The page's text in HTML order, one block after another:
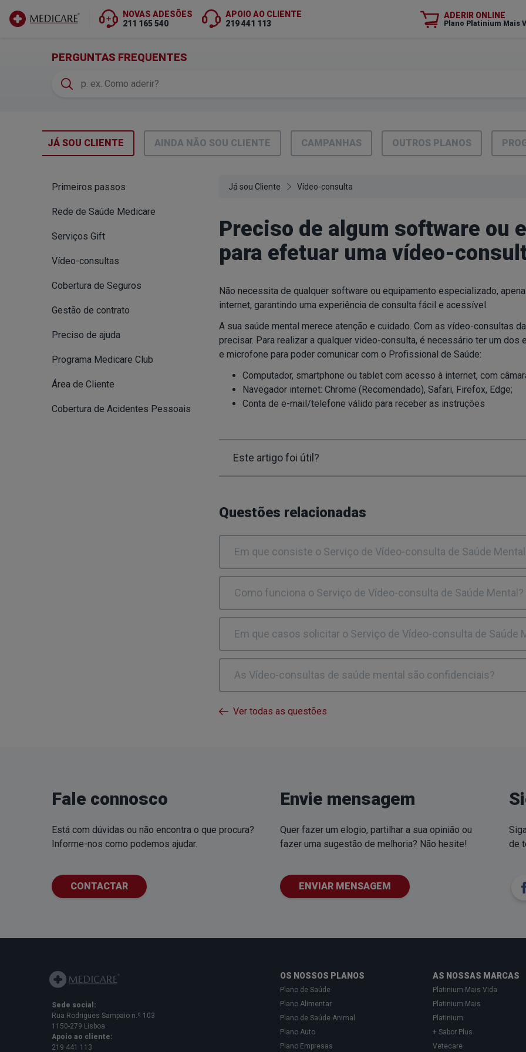
NOVAS ADESÕES
211 165 540
APOIO AO CLIENTE
219 441 113
ADERIR ONLINE
Plano Platinium Mais
PERGUNTAS FREQUENTES
JÁ SOU CLIENTE AINDA NÃO SOU CLIENTE CAMPANHAS OUTROS PLANOS
Primeiros passos
Rede de Saúde Medicare
Serviços Gift
Vídeo-consultas
Cobertura de Seguros
Gestão de contrato
Preciso de ajuda
Programa Medicare Club
Área de Cliente
Cobertura de Acidentes Pessoais
Já sou Cliente Vídeo-consulta
Preciso de algum software ou
para efetuar uma vídeo-
Não necessita de qualquer software ou equipamento especializado,
internet, garantindo uma experiência de consulta fácil e acessível.
A sua saúde mental merece atenção e cuidado. Com as vídeo-consultas
precisar. Para realizar a qualquer video-consulta, é necessário ter um
e microfone para poder comunicar com o Profissional de Saúde:
Computador, smartphone ou tablet com acesso à internet, com
Navegador internet: Chrome (Recomendado), Safari, Firefox, Edge;
Conta de e-mail/telefone válido para receber as instruções
Este artigo foi útil?
Questões relacionadas
Em que consiste o Serviço de Vídeo-consulta de Saúde
Como funciona o Serviço de Vídeo-consulta de Saúde Mental?
Em que casos solicitar o Serviço de Vídeo-consulta de Saúde
As Vídeo-consultas de saúde mental são confidenciais?
Ver todas as questões
Fale connosco
Está com dúvidas ou não encontra o que procura?
Informe-nos como podemos ajudar.
CONTACTAR
Envie mensagem
Quer fazer um elogio, partilhar a sua opinião ou
fazer uma sugestão de melhoria? Não hesite!
ENVIAR MENSAGEM
de
Sede social:
Rua Rodrigues Sampaio n.º 103
1150-279 Lisboa
Apoio ao cliente:
219 441 113
OS NOSSOS PLANOS
Plano de Saúde
Plano Alimentar
Plano de Saúde Animal
Plano Auto
Plano Empresas
AS NOSSAS MARCAS
Platinium Mais Vida
Platinium Mais
Platinium
+ Sabor Plus
Vetecare